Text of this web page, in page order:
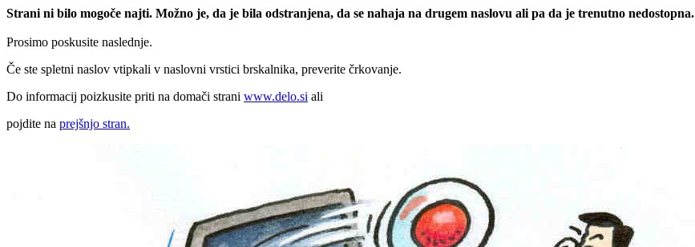
Strani ni bilo mogoče najti. Možno je, da je bila odstranjena, da se nahaja na drugem naslovu ali pa da je trenutno nedostopna.
Prosimo poskusite naslednje.
Če ste spletni naslov vtipkali v naslovni vrstici brskalnika, preverite črkovanje.
Do informacij poizkusite priti na domači strani www.delo.si ali
pojdite na prejšnjo stran.